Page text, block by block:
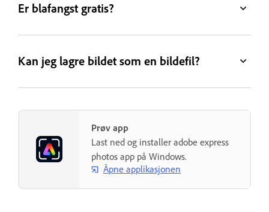
Er blafangst gratis?
Kan jeg lagre bildet som en bildefil?
Prøv app
Last ned og installer adobe express
photos app på Windows.
Åpne applikasjonen